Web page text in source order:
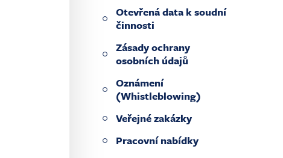
Otevřená data k soudní
činnosti
Zásady ochrany
osobních údajů
Oznámení
(Whistleblowing)
Veřejné zakázky
Pracovní nabídky